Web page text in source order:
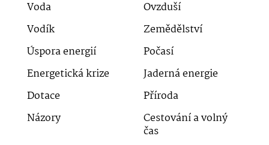
Voda
Ovzduší
Vodík
Zemědělství
Úspora energií
Počasí
Energetická krize
Jaderná energie
Dotace
Příroda
Názory
Cestování a volný
čas